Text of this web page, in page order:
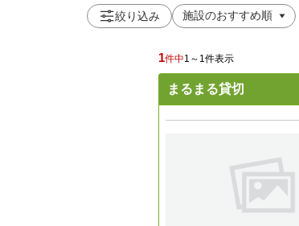
絞り込み
1件中1～1件表示
まるまる貸切